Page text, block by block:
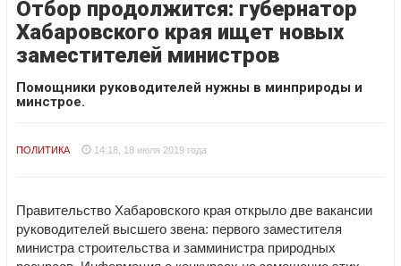
Отбор продолжится: губернатор
Хабаровского края ищет новых
заместителей министров
Помощники руководителей нужны в минприроды и
минстрое.
ПОЛИТИКА 14:18, 18 июля 2019 года
Правительство Хабаровского края открыло две вакансии
руководителей высшего звена: первого заместителя
министра строительства и замминистра природных